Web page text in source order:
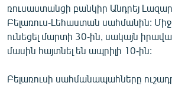
ԱՐԽԻՎ
ՏԵՍԱՆՅՈՒԹԵՐ
ԲԱՆԱՎԵՃ
ՁԳՏԵԼՈՎ ԼԱՎԱԳՈՒՅՆԻՆ
ռուսաստանցի բանկիր Անդրեյ
Բելառուս-Լեհաստան սահմանին:
ունեցել մարտի 30-ին, սակայն
մասին հայտնել են ապրիլի 10-ին:
Բելառուսի սահմանապահները